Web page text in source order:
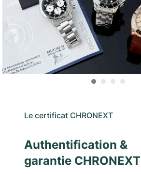
Le certificat CHRONEXT
Authentification &
garantie CHRONEXT